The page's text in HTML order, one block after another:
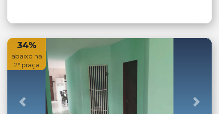
Anterior
34%
abaixo na
2ª praça